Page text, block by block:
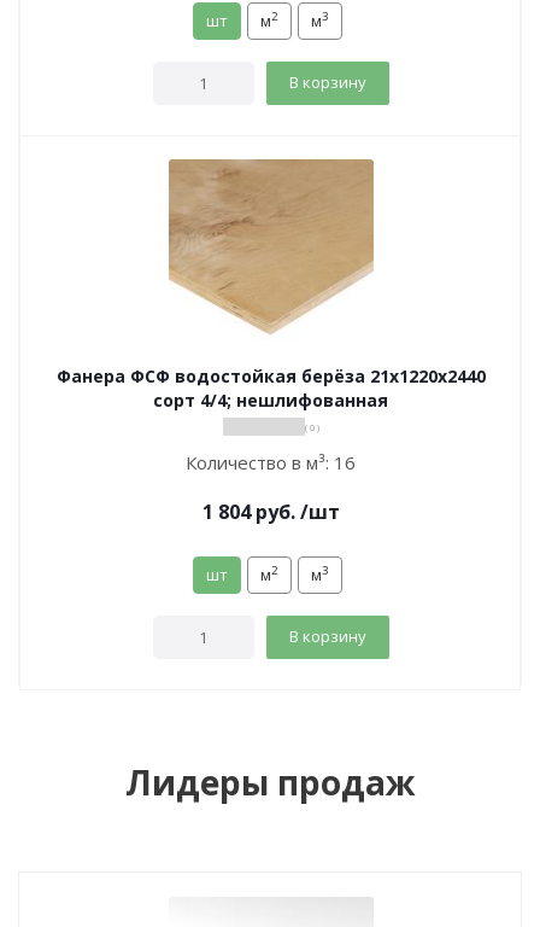
шт м2 м3
В корзину
Фанера ФСФ водостойкая берёза 21х1220х2440
сорт 4/4; нешлифованная
( 0 )
Количество в м³: 16
1 804руб. /шт
шт м2 м3
В корзину
Лидеры продаж